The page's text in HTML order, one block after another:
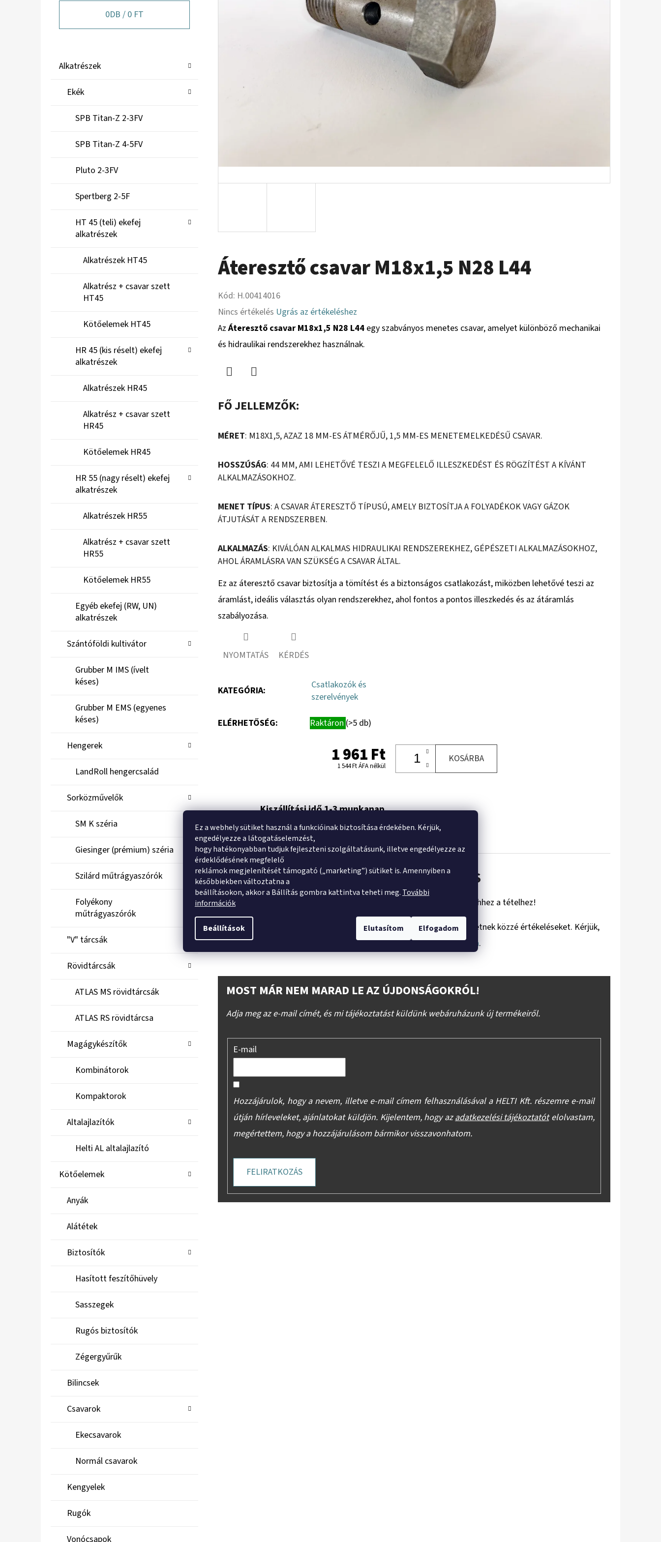
Ez a webhely sütiket használ a funkcióinak biztosítása érdekében. Kérjük,
engedélyezze a látogatáselemzést,
hogy hatékonyabban tudjuk fejleszteni szolgáltatásunk, illetve engedélyezze az
érdeklődésének megfelelő
reklámok megjelenítését támogató („marketing”) sütiket is. Amennyiben a
későbbiekben változtatna a
beállításokon, akkor a Bállítás gombra kattintva teheti meg. További
információk
Beállítások Elutasítom Elfogadom
0DB / 0 FT
Kategóriák
Alkatrészek
Ekék
SPB Titan-Z 2-3FV
SPB Titan-Z 4-5FV
Pluto 2-3FV
Spertberg 2-5F
HT 45 (teli) ekefej
alkatrészek
Alkatrészek HT45
Alkatrész + csavar szett
HT45
Kötőelemek HT45
HR 45 (kis réselt) ekefej
alkatrészek
Alkatrészek HR45
Alkatrész + csavar szett
HR45
Kötőelemek HR45
HR 55 (nagy réselt) ekefej
alkatrészek
Alkatrészek HR55
Alkatrész + csavar szett
HR55
Kötőelemek HR55
Egyéb ekefej (RW, UN)
alkatrészek
Szántóföldi kultivátor
Grubber M IMS (ívelt
késes)
Grubber M EMS (egyenes
késes)
Hengerek
LandRoll hengercsalád
Sorközművelők
SM K széria
Giesinger (prémium) széria
Szilárd műtrágyaszórók
Folyékony
műtrágyaszórók
"V" tárcsák
Rövidtárcsák
ATLAS MS rövidtárcsák
ATLAS RS rövidtárcsa
Magágykészítők
Kombinátorok
Kompaktorok
Altalajlazítók
Helti AL altalajlazító
Kötőelemek
Anyák
Alátétek
Biztosítók
Hasított feszítőhüvely
Sasszegek
Rugós biztosítók
Zégergyűrűk
Bilincsek
Csavarok
Ekecsavarok
Normál csavarok
Kengyelek
Rugók
Vonócsapok
Áteresztő csavar M18x1,5 N28 L44
Kód: H.00414016
A
termék
átlagos
0,0
Nincs értékelés Ugrás az értékeléshez
AzÁteresztő csavar M18x1,5 N28 L44 egy szabványos menetes csavar, amelyet különböző mechanikai
és hidraulikai rendszerekhez használnak.
FŐ JELLEMZŐK:
MÉRET: M18X1,5, AZAZ 18 MM-ES ÁTMÉRŐJŰ, 1,5 MM-ES MENETEMELKEDÉSŰ CSAVAR.
HOSSZÚSÁG: 44 MM, AMI LEHETŐVÉ TESZI A MEGFELELŐ ILLESZKEDÉST ÉS RÖGZÍTÉST A KÍVÁNT
ALKALMAZÁSOKHOZ.
MENET TÍPUS: A CSAVAR ÁTERESZTŐ TÍPUSÚ, AMELY BIZTOSÍTJA A FOLYADÉKOK VAGY GÁZOK
ÁTJUTÁSÁT A RENDSZERBEN.
ALKALMAZÁS: KIVÁLÓAN ALKALMAS HIDRAULIKAI RENDSZEREKHEZ, GÉPÉSZETI ALKALMAZÁSOKHOZ,
AHOL ÁRAMLÁSRA VAN SZÜKSÉG A CSAVAR ÁLTAL.
Ez az áteresztő csavar biztosítja a tömítést és a biztonságos csatlakozást, miközben lehetővé teszi az
áramlást, ideális választás olyan rendszerekhez, ahol fontos a pontos illeszkedés és az átáramlás
szabályozása.
NYOMTATÁS KÉRDÉS
KATEGÓRIA:
Csatlakozók és
szerelvények
ELÉRHETŐSÉG: Raktáron (>5 db)
1 961 Ft
1 544 Ft ÁFA nélkül
KOSÁRBA
Kiszállítási idő 1-3 munkanap
Az ország bármely területére
Értékelés TERMÉKÉRTÉKELÉS
Legyen az első, aki véleményt ír ehhez a tételhez!
Csak regisztrált felhasználók tehetnek közzé értékeléseket. Kérjük,
jelentkezzen bevagyregisztráljon.
MOST MÁR NEM MARAD LE AZ ÚJDONSÁGOKRÓL!
Adja meg az e-mail címét, és mi tájékoztatást küldünk webáruházunk új termékeiről.
E-mail
Hozzájárulok, hogy a nevem, illetve e-mail címem felhasználásával a HELTI Kft. részemre e-mail
útján hírleveleket, ajánlatokat küldjön. Kijelentem, hogy azadatkezelési tájékoztatót elolvastam,
megértettem, hogy a hozzájárulásom bármikor visszavonhatom.
FELIRATKOZÁS